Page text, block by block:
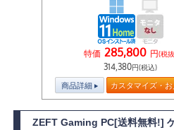
特価 285,800 円(税
314,380円(税込)
商品詳細 カスタマイズ・
ZEFT Gaming PC[送料無料!]